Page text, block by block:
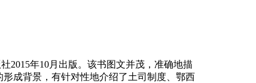
年10月出版。该书图文并茂，准确地描
成背景，有针对性地介绍了土司制度、鄂西